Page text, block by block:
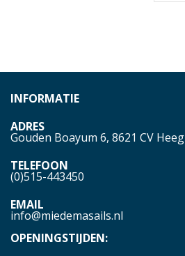
INFORMATIE
ADRES
Gouden Boayum 6, 8621 CV Heeg
TELEFOON
(0)515-443450
EMAIL
info@miedemasails.nl
OPENINGSTIJDEN: